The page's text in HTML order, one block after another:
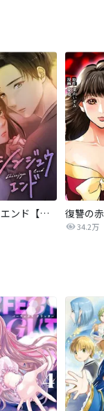
シンジュウエンド【タテヨミ】
34.2万